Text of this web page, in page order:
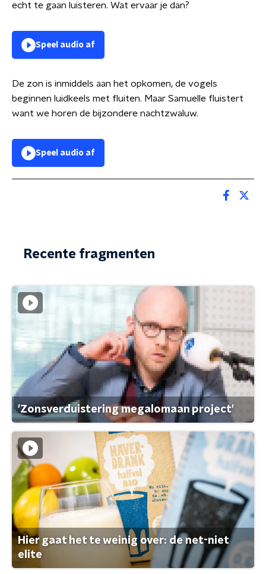
echt te gaan luisteren. Wat ervaar je dan?
Speel audio af
De zon is inmiddels aan het opkomen, de vogels
beginnen luidkeels met fluiten. Maar Samuelle fluistert
want we horen de bijzondere nachtzwaluw.
Speel audio af
Recente fragmenten
'Zonsverduistering megalomaan project'
Hier gaat het te weinig over: de net-niet
elite